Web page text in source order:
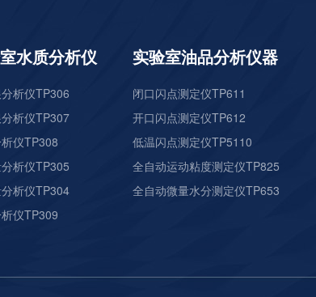
水质分析仪
析仪TP306
析仪TP307
仪TP308
析仪TP305
析仪TP304
仪TP309
实验室油品分析仪器
闭口闪点测定仪TP611
开口闪点测定仪TP612
低温闪点测定仪TP5110
全自动运动粘度测定仪TP825
全自动微量水分测定仪TP653